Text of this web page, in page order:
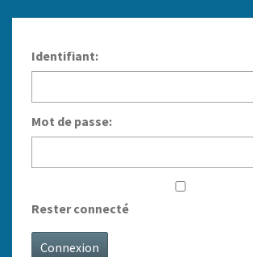
Identifiant:
Mot de passe:
Rester connecté
Connexion